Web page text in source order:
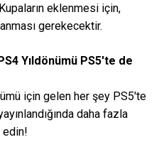
eklenmesi için,
gerekecektir.
Yıldönümü PS5'te de
için gelen her şey PS5'te
daha fazla